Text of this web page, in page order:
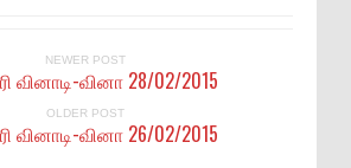
NEWER POST
வினாடி-வினா 28/02/2015
OLDER POST
வினாடி-வினா 26/02/2015